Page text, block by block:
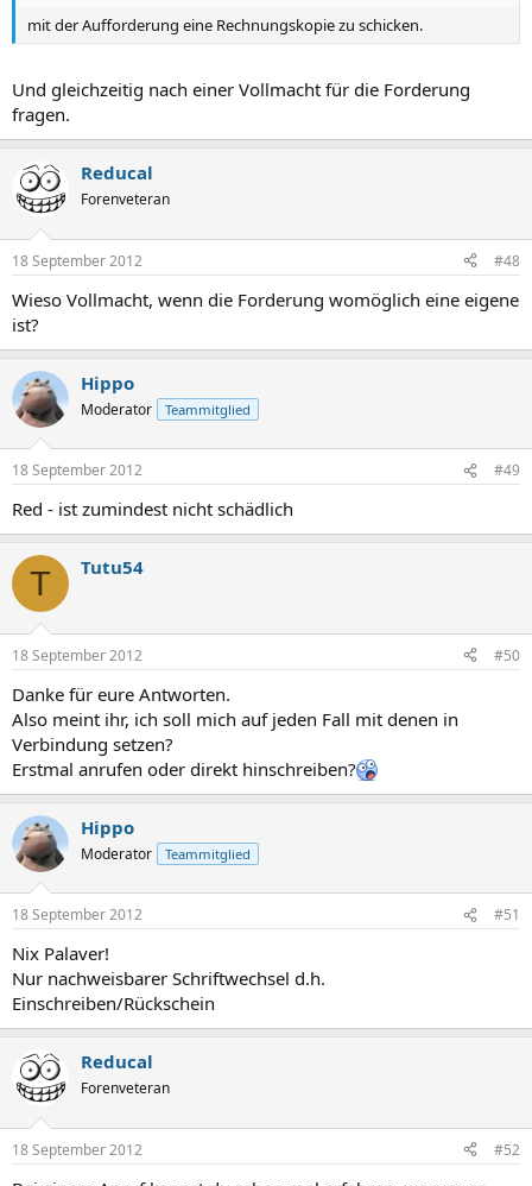
mit der Aufforderung eine Rechnungskopie zu schicken.
Und gleichzeitig nach einer Vollmacht für die Forderung
fragen.
Reducal
Forenveteran
18 September 2012 #48
Wieso Vollmacht, wenn die Forderung womöglich eine eigene
ist?
Hippo
Moderator Teammitglied
18 September 2012 #49
Red - ist zumindest nicht schädlich
T Tutu54
18 September 2012 #50
Danke für eure Antworten.
Also meint ihr, ich soll mich auf jeden Fall mit denen in
Verbindung setzen?
Erstmal anrufen oder direkt hinschreiben?
Hippo
Moderator Teammitglied
18 September 2012 #51
Nix Palaver!
Nur nachweisbarer Schriftwechsel d.h.
Einschreiben/Rückschein
Reducal
Forenveteran
18 September 2012 #52